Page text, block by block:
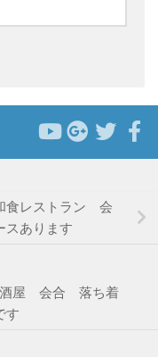
食レストラン 会
あります
屋 会合 落ち着
す